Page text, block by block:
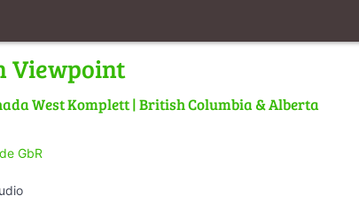
Viewpoint
West Komplett | British Columbia & Alberta
GbR